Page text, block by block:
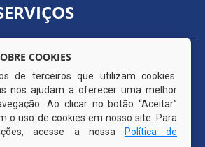
(e-SIC)
COOKIES
de terceiros que utilizam cookies.
nos ajudam a oferecer uma melhor
Ao clicar no botão “Aceitar”
o uso de cookies em nosso site. Para
acesse a nossa
Política de